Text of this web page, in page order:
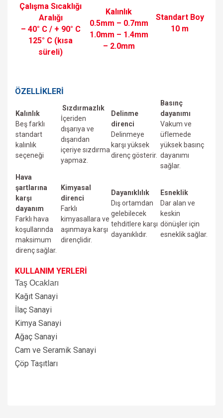
Çalışma Sıcaklığı
Aralığı
– 40° C / + 90° C
125° C (kısa
süreli)
Kalınlık
0.5mm – 0.7mm
1.0mm – 1.4mm
– 2.0mm
Standart Boy
10 m
ÖZELLİKLERİ
Kalınlık
Beş farklı
standart
kalınlık
seçeneği
Sızdırmazlık
İçeriden
dışarıya ve
dışarıdan
içeriye sızdırma
yapmaz.
Delinme
direnci
Delinmeye
karşı yüksek
direnç gösterir.
Basınç
dayanımı
Vakum ve
üfIemede
yüksek basınç
dayanımı
sağlar.
Hava
şartlarına
karşı
dayanım
Farklı hava
koşullarında
maksimum
direnç sağlar.
Kimyasal
direnci
Farklı
kimyasallara ve
aşınmaya karşı
dirençlidir.
Dayanıklılık
Dış ortamdan
gelebilecek
tehditlere karşı
dayanıklıdır.
Esneklik
Dar alan ve
keskin
dönüşler için
esneklik sağlar.
KULLANIM YERLERİ
Taş Ocakları
Kağıt Sanayi
İlaç Sanayi
Kimya Sanayi
Ağaç Sanayi
Cam ve Seramik Sanayi
Çöp Taşıtları